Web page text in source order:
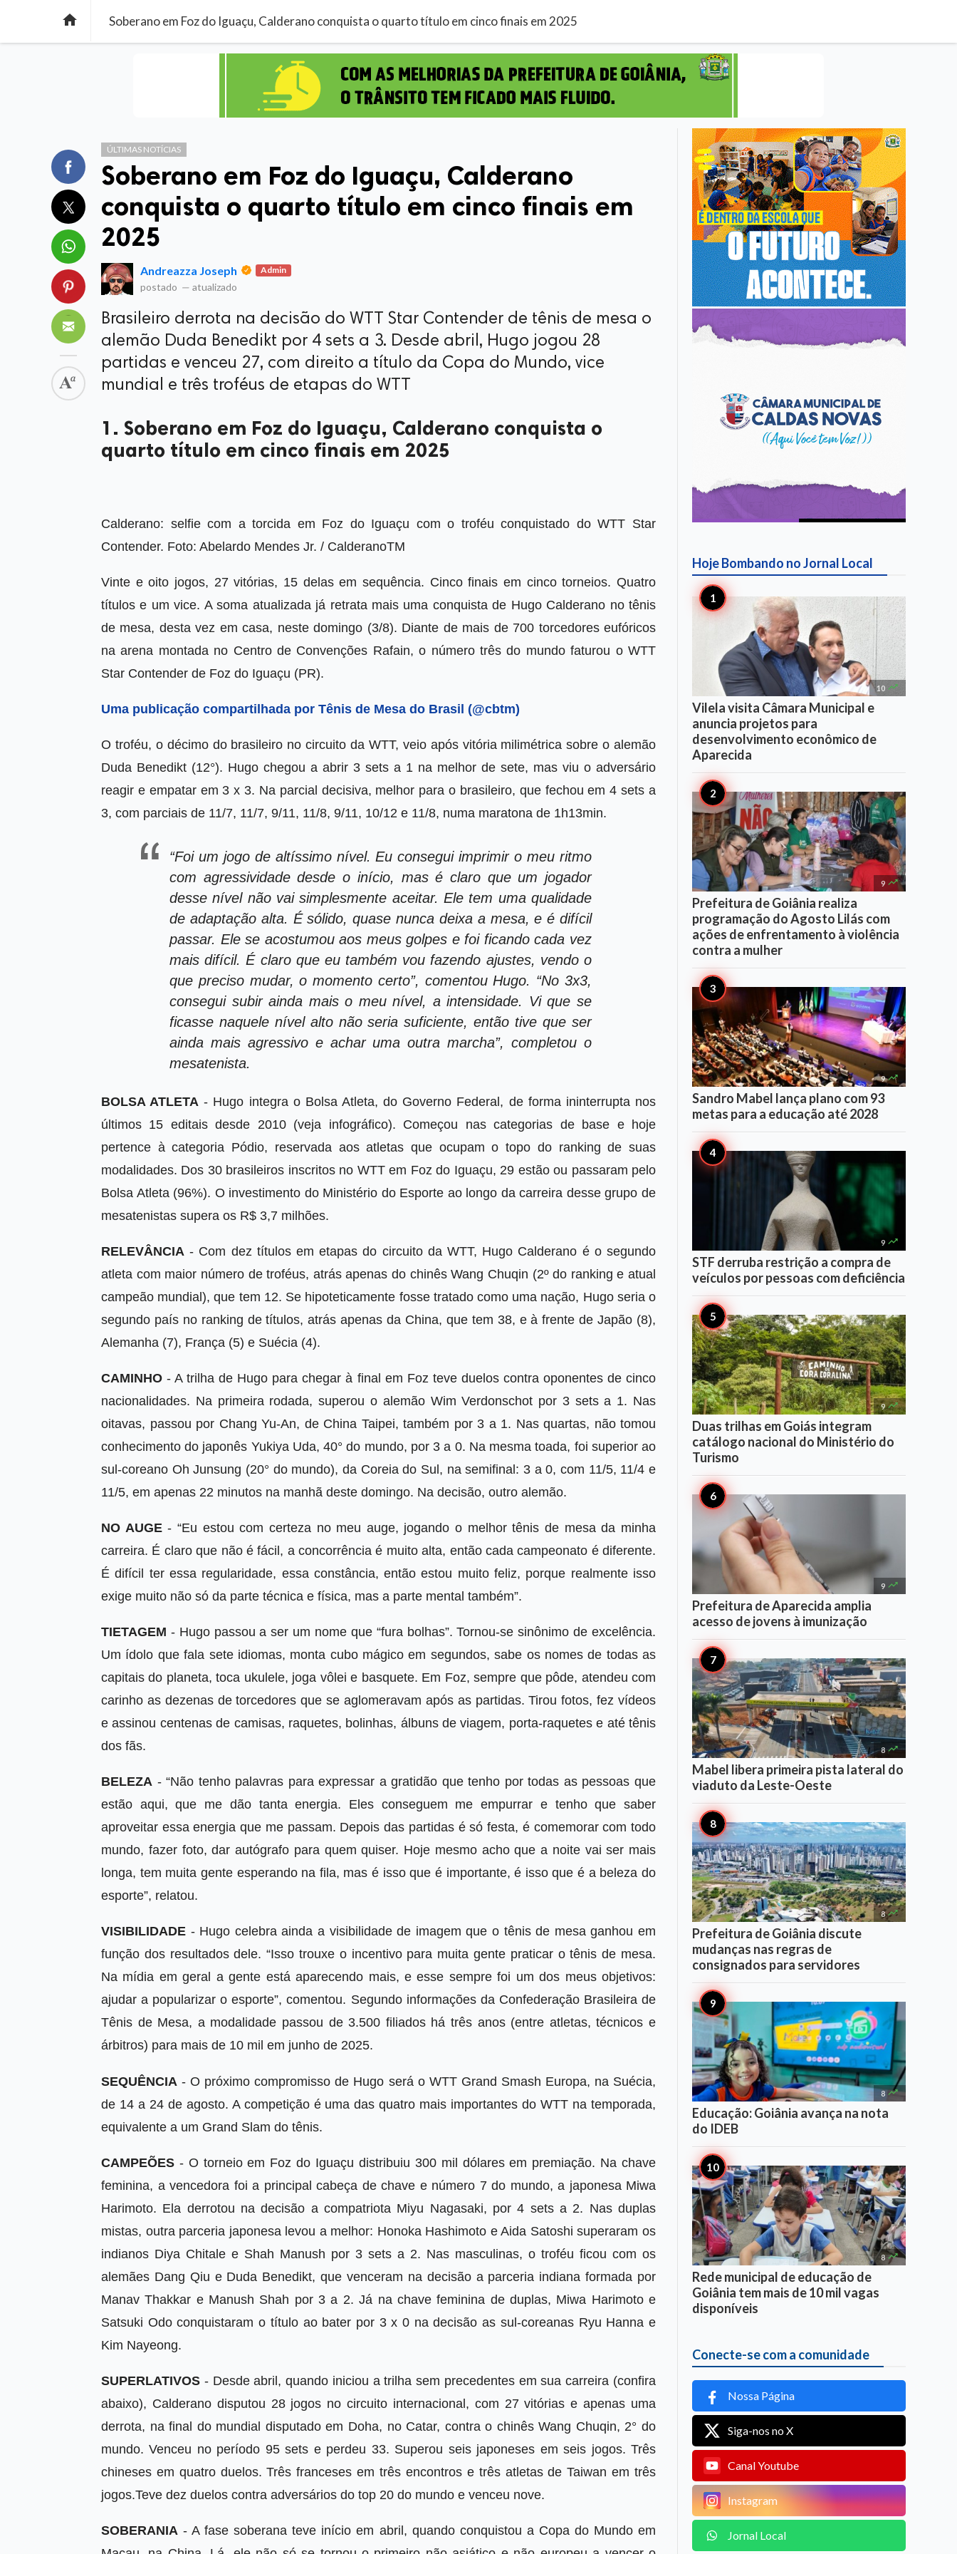
 Soberano em Foz do Iguaçu, Calderano conquista o quarto título em cinco finais em 2025
ÚLTIMAS NOTÍCIAS
Soberano em Foz do Iguaçu, Calderano
conquista o quarto título em cinco finais em
2025
Andreazza Joseph Admin
postado — atualizado
Brasileiro derrota na decisão do WTT Star Contender de tênis de mesa o
alemão Duda Benedikt por 4 sets a 3. Desde abril, Hugo jogou 28
partidas e venceu 27, com direito a título da Copa do Mundo, vice
mundial e três troféus de etapas do WTT
1. Soberano em Foz do Iguaçu, Calderano conquista o
quarto título em cinco finais em 2025
Calderano: selfie com a torcida em Foz do Iguaçu com o troféu conquistado do WTT Star
Contender. Foto: Abelardo Mendes Jr. / CalderanoTM
Vinte e oito jogos, 27 vitórias, 15 delas em sequência. Cinco finais em cinco torneios. Quatro
títulos e um vice. A soma atualizada já retrata mais uma conquista de Hugo Calderano no tênis
de mesa, desta vez em casa, neste domingo (3/8). Diante de mais de 700 torcedores eufóricos
na arena montada no Centro de Convenções Rafain, o número três do mundo faturou o WTT
Star Contender de Foz do Iguaçu (PR).
Uma publicação compartilhada por Tênis de Mesa do Brasil (@cbtm)
O troféu, o décimo do brasileiro no circuito da WTT, veio após vitória milimétrica sobre o alemão
Duda Benedikt (12°). Hugo chegou a abrir 3 sets a 1 na melhor de sete, mas viu o adversário
reagir e empatar em 3 x 3. Na parcial decisiva, melhor para o brasileiro, que fechou em 4 sets a
3, com parciais de 11/7, 11/7, 9/11, 11/8, 9/11, 10/12 e 11/8, numa maratona de 1h13min.
“Foi um jogo de altíssimo nível. Eu consegui imprimir o meu ritmo
com agressividade desde o início, mas é claro que um jogador
desse nível não vai simplesmente aceitar. Ele tem uma qualidade
de adaptação alta. É sólido, quase nunca deixa a mesa, e é difícil
passar. Ele se acostumou aos meus golpes e foi ficando cada vez
mais difícil. É claro que eu também vou fazendo ajustes, vendo o
que preciso mudar, o momento certo”, comentou Hugo. “No 3x3,
consegui subir ainda mais o meu nível, a intensidade. Vi que se
ficasse naquele nível alto não seria suficiente, então tive que ser
ainda mais agressivo e achar uma outra marcha”, completou o
mesatenista.
BOLSA ATLETA - Hugo integra o Bolsa Atleta, do Governo Federal, de forma ininterrupta nos
últimos 15 editais desde 2010 (veja infográfico). Começou nas categorias de base e hoje
pertence à categoria Pódio, reservada aos atletas que ocupam o topo do ranking de suas
modalidades. Dos 30 brasileiros inscritos no WTT em Foz do Iguaçu, 29 estão ou passaram pelo
Bolsa Atleta (96%). O investimento do Ministério do Esporte ao longo da carreira desse grupo de
mesatenistas supera os R$ 3,7 milhões.
RELEVÂNCIA - Com dez títulos em etapas do circuito da WTT, Hugo Calderano é o segundo
atleta com maior número de troféus, atrás apenas do chinês Wang Chuqin (2º do ranking e atual
campeão mundial), que tem 12. Se hipoteticamente fosse tratado como uma nação, Hugo seria o
segundo país no ranking de títulos, atrás apenas da China, que tem 38, e à frente de Japão (8),
Alemanha (7), França (5) e Suécia (4).
CAMINHO - A trilha de Hugo para chegar à final em Foz teve duelos contra oponentes de cinco
nacionalidades. Na primeira rodada, superou o alemão Wim Verdonschot por 3 sets a 1. Nas
oitavas, passou por Chang Yu-An, de China Taipei, também por 3 a 1. Nas quartas, não tomou
conhecimento do japonês Yukiya Uda, 40° do mundo, por 3 a 0. Na mesma toada, foi superior ao
sul-coreano Oh Junsung (20° do mundo), da Coreia do Sul, na semifinal: 3 a 0, com 11/5, 11/4 e
11/5, em apenas 22 minutos na manhã deste domingo. Na decisão, outro alemão.
NO AUGE- “Eu estou com certeza no meu auge, jogando o melhor tênis de mesa da minha
carreira. É claro que não é fácil, a concorrência é muito alta, então cada campeonato é diferente.
É difícil ter essa regularidade, essa constância, então estou muito feliz, porque realmente isso
exige muito não só da parte técnica e física, mas a parte mental também”.
TIETAGEM - Hugo passou a ser um nome que “fura bolhas”. Tornou-se sinônimo de excelência.
Um ídolo que fala sete idiomas, monta cubo mágico em segundos, sabe os nomes de todas as
capitais do planeta, toca ukulele, joga vôlei e basquete. Em Foz, sempre que pôde, atendeu com
carinho as dezenas de torcedores que se aglomeravam após as partidas. Tirou fotos, fez vídeos
e assinou centenas de camisas, raquetes, bolinhas, álbuns de viagem, porta-raquetes e até tênis
dos fãs.
BELEZA - “Não tenho palavras para expressar a gratidão que tenho por todas as pessoas que
estão aqui, que me dão tanta energia. Eles conseguem me empurrar e tenho que saber
aproveitar essa energia que me passam. Depois das partidas é só festa, é comemorar com todo
mundo, fazer foto, dar autógrafo para quem quiser. Hoje mesmo acho que a noite vai ser mais
longa, tem muita gente esperando na fila, mas é isso que é importante, é isso que é a beleza do
esporte”, relatou.
VISIBILIDADE - Hugo celebra ainda a visibilidade de imagem que o tênis de mesa ganhou em
função dos resultados dele. “Isso trouxe o incentivo para muita gente praticar o tênis de mesa.
Na mídia em geral a gente está aparecendo mais, e esse sempre foi um dos meus objetivos:
ajudar a popularizar o esporte”, comentou. Segundo informações da Confederação Brasileira de
Tênis de Mesa, a modalidade passou de 3.500 filiados há três anos (entre atletas, técnicos e
árbitros) para mais de 10 mil em junho de 2025.
SEQUÊNCIA - O próximo compromisso de Hugo será o WTT Grand Smash Europa, na Suécia,
de 14 a 24 de agosto. A competição é uma das quatro mais importantes do WTT na temporada,
equivalente a um Grand Slam do tênis.
CAMPEÕES - O torneio em Foz do Iguaçu distribuiu 300 mil dólares em premiação. Na chave
feminina, a vencedora foi a principal cabeça de chave e número 7 do mundo, a japonesa Miwa
Harimoto. Ela derrotou na decisão a compatriota Miyu Nagasaki, por 4 sets a 2. Nas duplas
mistas, outra parceria japonesa levou a melhor: Honoka Hashimoto e Aida Satoshi superaram os
indianos Diya Chitale e Shah Manush por 3 sets a 2. Nas masculinas, o troféu ficou com os
alemães Dang Qiu e Duda Benedikt, que venceram na decisão a parceria indiana formada por
Manav Thakkar e Manush Shah por 3 a 2. Já na chave feminina de duplas, Miwa Harimoto e
Satsuki Odo conquistaram o título ao bater por 3 x 0 na decisão as sul-coreanas Ryu Hanna e
Kim Nayeong.
SUPERLATIVOS - Desde abril, quando iniciou a trilha sem precedentes em sua carreira (confira
abaixo), Calderano disputou 28 jogos no circuito internacional, com 27 vitórias e apenas uma
derrota, na final do mundial disputado em Doha, no Catar, contra o chinês Wang Chuqin, 2° do
mundo. Venceu no período 95 sets e perdeu 33. Superou seis japoneses em seis jogos. Três
chineses em quatro duelos. Três franceses em três encontros e três atletas de Taiwan em três
jogos.Teve dez duelos contra adversários do top 20 do mundo e venceu nove.
SOBERANIA - A fase soberana teve início em abril, quando conquistou a Copa do Mundo em
Hoje Bombando noJornal Local
10 
Vilela visita Câmara Municipal e
anuncia projetos para
desenvolvimento econômico de
Aparecida
9 
Prefeitura de Goiânia realiza
programação do Agosto Lilás com
ações de enfrentamento à violência
contra a mulher
9 
Sandro Mabel lança plano com 93
metas para a educação até 2028
9 
STF derruba restrição a compra de
veículos por pessoas com deficiência
9 
Duas trilhas em Goiás integram
catálogo nacional do Ministério do
Turismo
9 
Prefeitura de Aparecida amplia
acesso de jovens à imunização
8 
Mabel libera primeira pista lateral do
viaduto da Leste-Oeste
8 
Prefeitura de Goiânia discute
mudanças nas regras de
consignados para servidores
8 
Educação: Goiânia avança na nota
do IDEB
8 
Rede municipal de educação de
Goiânia tem mais de 10 mil vagas
disponíveis
Conecte-se com a comunidade
Nossa Página
Siga-nos no X
Canal Youtube
Instagram
Jornal Local